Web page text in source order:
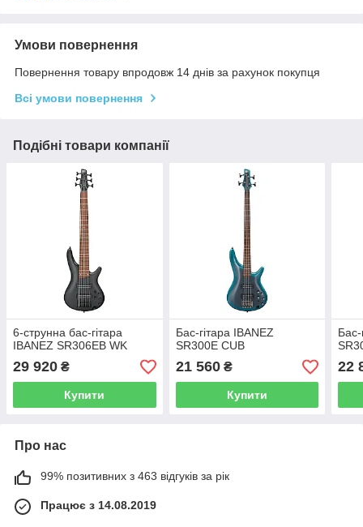
Умови повернення
Повернення товару впродовж 14 днів за рахунок покупця
Всі умови повернення
Подібні товари компанії
6-струнна бас-гітара
IBANEZ SR306EB WK
29 920 ₴
Купити
Бас-гітара IBANEZ
SR300E CUB
21 560₴
Купити
Бас-
22
Про нас
99% позитивних з 463 відгуків за рік
Працює з 14.08.2019